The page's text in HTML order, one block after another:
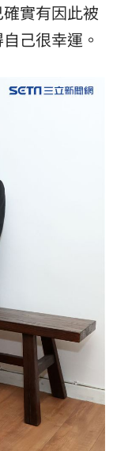
實有因此被
己很幸運。